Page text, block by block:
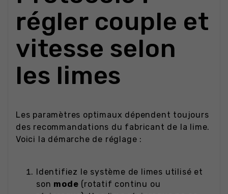
régler couple et
vitesse selon
les limes
Les paramètres optimaux dépendent toujours
des recommandations du fabricant de la lime.
Voici la démarche de réglage :
Identifiez le système de limes utilisé et
son mode (rotatif continu ou